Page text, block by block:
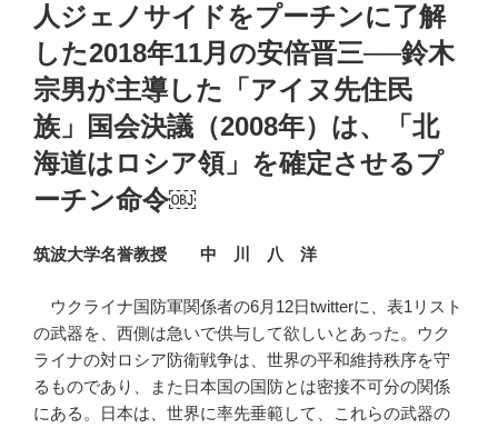
人ジェノサイドをプーチンに了解
した2018年11月の安倍晋三──鈴木
宗男が主導した「アイヌ先住民
族」国会決議（2008年）は、「北
海道はロシア領」を確定させるプ
ーチン命令￼
筑波大学名誉教授 中 川 八 洋
ウクライナ国防軍関係者の6月12日twitterに、表1リスト
の武器を、西側は急いで供与して欲しいとあった。ウク
ライナの対ロシア防衛戦争は、世界の平和維持秩序を守
るものであり、また日本国の国防とは密接不可分の関係
にある。日本は、世界に率先垂範して、これらの武器の